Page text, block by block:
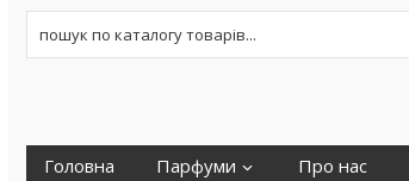
Головна Парфуми Про нас